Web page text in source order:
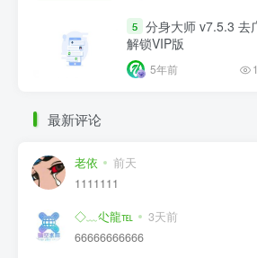
5 分身大师 v7.5.3 去
解锁VIP版
5年前
最新评论
老依 前天
1111111
◇﹏尐龍℡ 3天前
66666666666